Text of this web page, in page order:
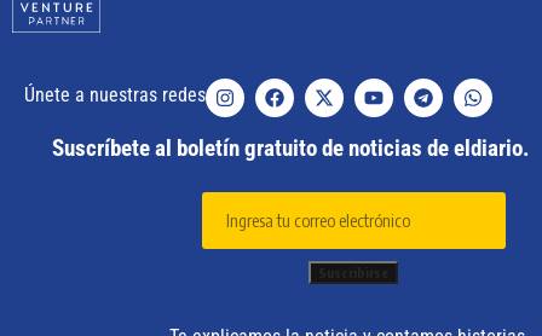
Únete a nuestras redes
Suscríbete al boletín gratuito de noticias de eldiario.